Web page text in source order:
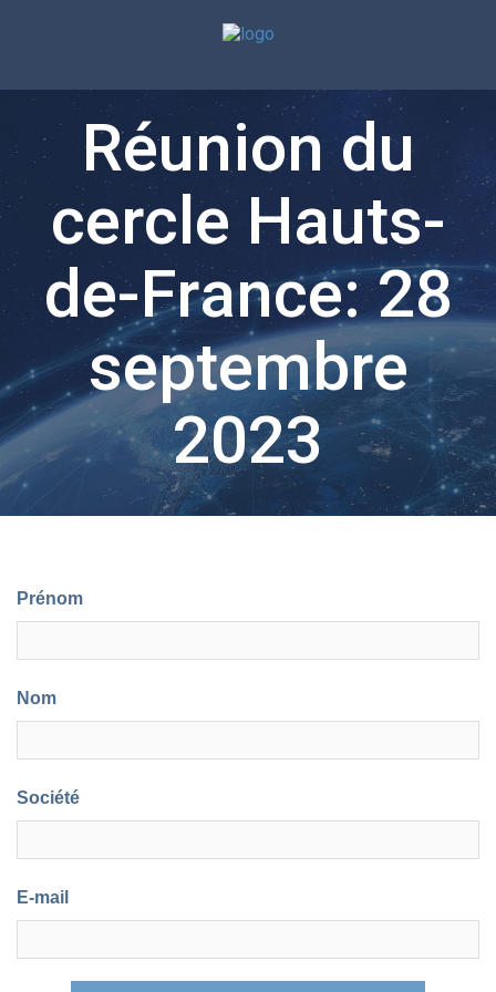
Réunion du
cercle Hauts-
de-France: 28
septembre
2023
Prénom
Nom
Société
E-mail